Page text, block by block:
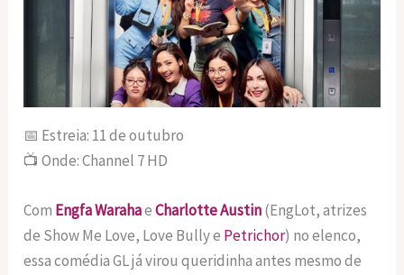
📅 Estreia: 11 de outubro
📺 Onde: Channel 7 HD
Com Engfa WarahaeCharlotte Austin(EngLot, atrizes
de Show Me Love, Love Bully e Petrichor) no elenco,
essa comédia GL já virou queridinha antes mesmo de